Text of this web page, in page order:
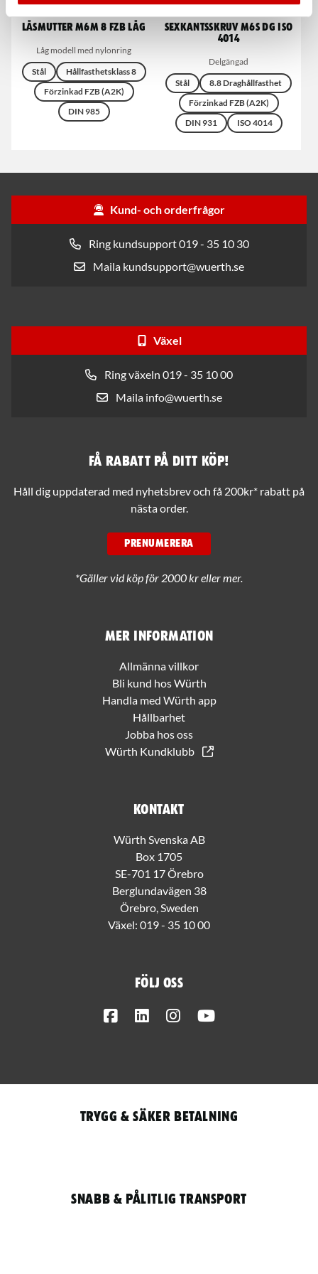
Låsmutter M6M 8 FZB Låg
Låg modell med nylonring
Stål
Hållfasthetsklass 8
Förzinkad FZB (A2K)
DIN 985
Sexkantsskruv M6S DG ISO
4014
Delgängad
Stål
8.8 Draghållfasthet
Förzinkad FZB (A2K)
DIN 931
ISO 4014
Kund- och orderfrågor
Ring kundsupport 019 - 35 10 30
Maila kundsupport@wuerth.se
Växel
Ring växeln 019 - 35 10 00
Maila info@wuerth.se
Mer information
Allmänna villkor
Bli kund hos Würth
Handla med Würth app
Hållbarhet
Jobba hos oss
Würth Kundklubb
Kontakt
Würth Svenska AB
Box 1705
SE-701 17 Örebro
Berglundavägen 38
Örebro, Sweden
Växel: 019 - 35 10 00
Följ oss
FacebookLinkedInInstagram
Få rabatt på ditt köp!
Håll dig uppdaterad med nyhetsbrev och få 200kr* rabatt på
nästa order.
PRENUMERERA
*Gäller vid köp för 2000 kr eller mer.
Trygg & säker betalning
Snabb & pålitlig transport